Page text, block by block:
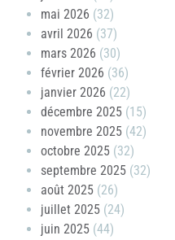
mai 2026 (32)
avril 2026 (37)
mars 2026 (30)
février 2026 (36)
janvier 2026 (22)
décembre 2025 (15)
novembre 2025 (42)
octobre 2025 (32)
septembre 2025 (32)
août 2025 (26)
juillet 2025 (24)
juin 2025 (44)